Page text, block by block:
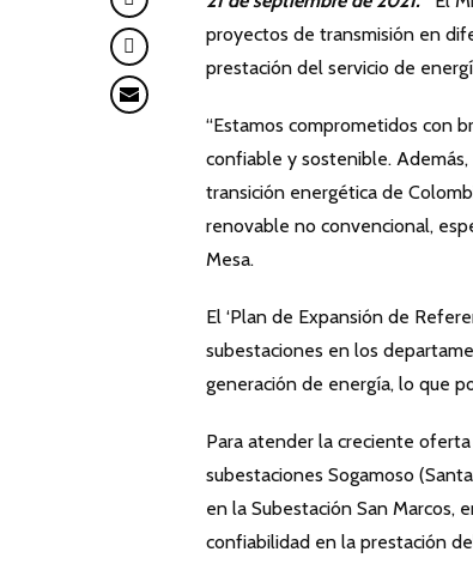
proyectos de transmisión en
prestación del servicio de
“Estamos comprometidos con
confiable y sostenible.
transición energética de
renovable no convencional,
Mesa.
El ‘Plan de Expansión de
subestaciones en los
generación de energía, lo que
Para atender la creciente
subestaciones Sogamoso
en la Subestación San Marcos,
confiabilidad en la prestación